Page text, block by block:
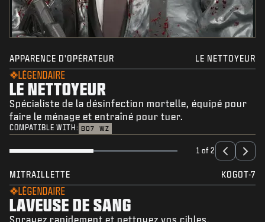
APPARENCE D'OPÉRATEUR LE NETTOYEUR
LÉGENDAIRE
LE NETTOYEUR
Spécialiste de la désinfection mortelle, équipé pour
faire le ménage et entraîné pour tuer.
COMPATIBLE WITH: BO7 WZ
1 of 2
MITRAILLETTE KOGOT-7
LÉGENDAIRE
LAVEUSE DE SANG
Sprayez rapidement et nettoyez vos cibles.